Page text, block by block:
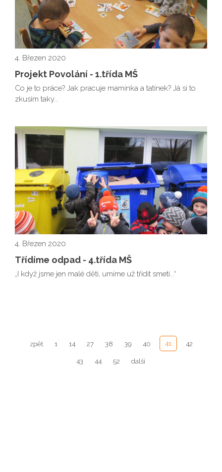
4. Březen 2020
Projekt Povolání - 1.třída MŠ
Co je to práce? Jak pracuje maminka a tatínek? Já si to
zkusím taky...
4. Březen 2020
Třídíme odpad - 4.třída MŠ
„I když jsme jen malé děti, umíme už třídit smetí...“
zpět 1 14 27 38 39 40 41 42
43 44 52 další